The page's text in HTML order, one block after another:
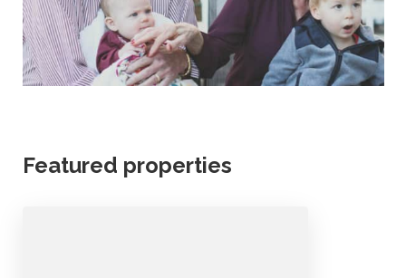
Featured properties